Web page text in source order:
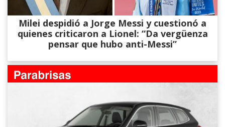
Milei despidió a Jorge Messi y cuestionó a
quienes criticaron a Lionel: “Da vergüenza
pensar que hubo anti-Messi”